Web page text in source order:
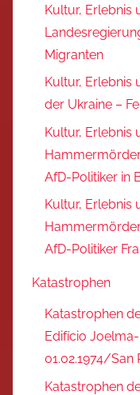
Kultur, Erlebnis
Migranten
Kultur, Erlebnis
der Ukraine –
Kultur, Erlebnis
AfD-Politiker in
Kultur, Erlebnis
AfD-Politiker
Katastrophen
Katastrophen
Edifício
01.02.1974/San
Katastrophen